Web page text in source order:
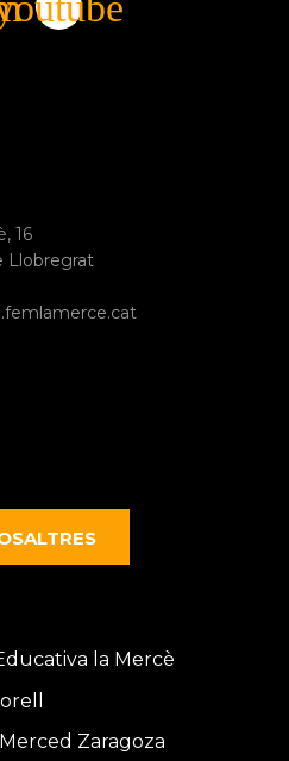
16
Llobregrat
la Mercè
Zaragoza